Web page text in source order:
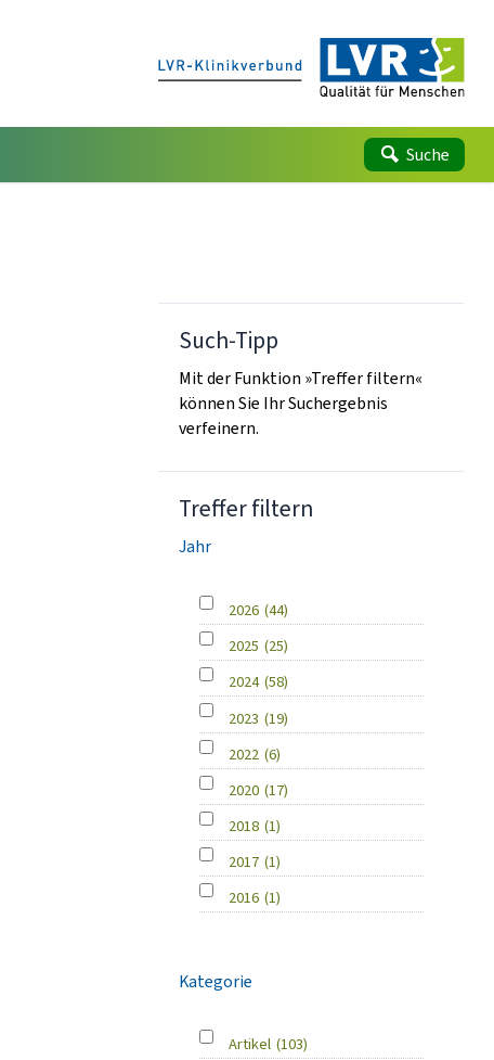
Suche
Such-Tipp
Mit der Funktion »Treffer filtern«
können Sie Ihr Suchergebnis
verfeinern.
Treffer filtern
Jahr
2026 (44)
2025 (25)
2024 (58)
2023 (19)
2022 (6)
2020 (17)
2018 (1)
2017 (1)
2016 (1)
Kategorie
Artikel (103)